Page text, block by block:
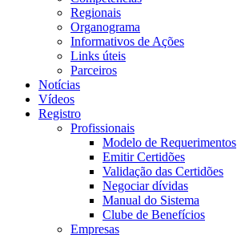
Regionais
Organograma
Informativos de Ações
Links úteis
Parceiros
Notícias
Vídeos
Registro
Profissionais
Modelo de Requerimentos
Emitir Certidões
Validação das Certidões
Negociar dívidas
Manual do Sistema
Clube de Benefícios
Empresas